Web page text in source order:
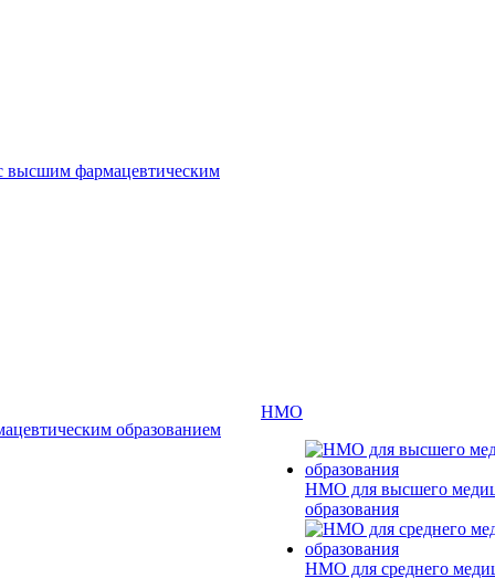
высшим фармацевтическим
образованием
НМО
НМО для высшего
образования
НМО для среднего